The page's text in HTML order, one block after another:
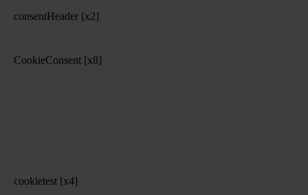
consentHeader [x2]
CookieConsent [x8]
cookietest [x4]